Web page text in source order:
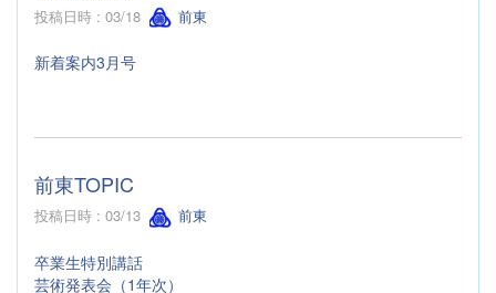
投稿日時 : 03/18 前東
新着案内3月号
前東TOPIC
投稿日時 : 03/13 前東
卒業生特別講話
芸術発表会（1年次）